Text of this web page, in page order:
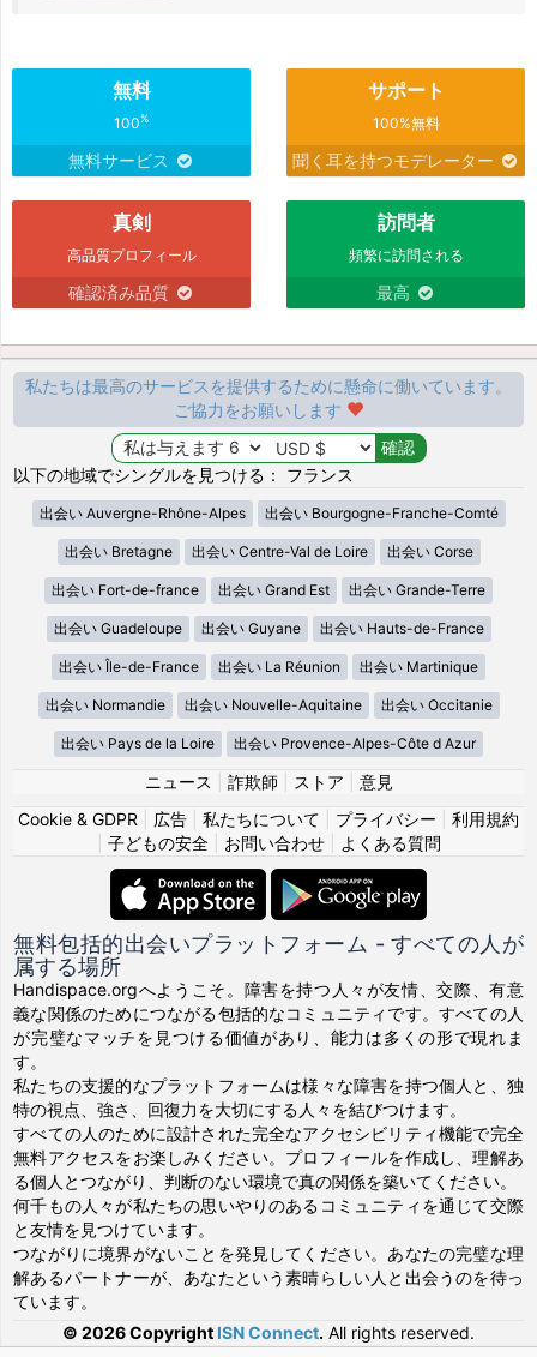
無料
100%
無料サービス
サポート
100%無料
聞く耳を持つモデレーター
真剣
高品質プロフィール
確認済み品質
訪問者
頻繁に訪問される
最高
私たちは最高のサービスを提供するために懸命に働いています。
ご協力をお願いします
以下の地域でシングルを見つける： フランス
出会い Auvergne-Rhône-Alpes 出会い Bourgogne-Franche-Comté
出会い Bretagne 出会い Centre-Val de Loire 出会い Corse
出会い Fort-de-france 出会い Grand Est 出会い Grande-Terre
出会い Guadeloupe 出会い Guyane 出会い Hauts-de-France
出会い Île-de-France 出会い La Réunion 出会い Martinique
出会い Normandie 出会い Nouvelle-Aquitaine 出会い Occitanie
出会い Pays de la Loire 出会い Provence-Alpes-Côte d Azur
ニュース 詐欺師 ストア
意見
Cookie & GDPR
広告 私たちについて プライバシー
利用規約
子どもの安全| お問い合わせ| よくある質問
無料包括的出会いプラットフォーム - すべての人が
属する場所
Handispace.orgへようこそ。障害を持つ人々が友情、交際、有意
義な関係のためにつながる包括的なコミュニティです。すべての人
が完璧なマッチを見つける価値があり、能力は多くの形で現れま
す。
私たちの支援的なプラットフォームは様々な障害を持つ個人と、独
特の視点、強さ、回復力を大切にする人々を結びつけます。
すべての人のために設計された完全なアクセシビリティ機能で完全
無料アクセスをお楽しみください。プロフィールを作成し、理解あ
る個人とつながり、判断のない環境で真の関係を築いてください。
何千もの人々が私たちの思いやりのあるコミュニティを通じて交際
と友情を見つけています。
つながりに境界がないことを発見してください。あなたの完璧な理
解あるパートナーが、あなたという素晴らしい人と出会うのを待っ
ています。
© 2026 Copyright ISN Connect. All rights reserved.